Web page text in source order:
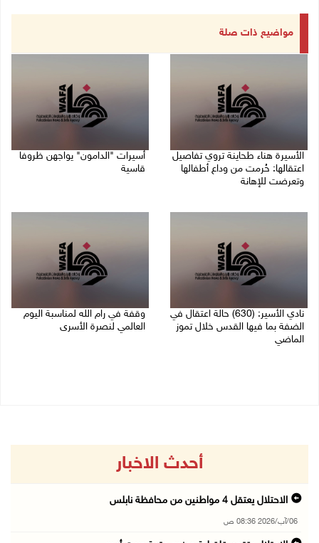
مواضيع ذات صلة
الأسيرة هناء طحاينة تروي تفاصيل
اعتقالها: حُرمت من وداع أطفالها
وتعرضت للإهانة
أسيرات "الدامون" يواجهن ظروفا
قاسية
نادي الأسير: (630) حالة اعتقال في
الضفة بما فيها القدس خلال تموز
الماضي
وقفة في رام الله لمناسبة اليوم
العالمي لنصرة الأسرى
أحدث الاخبار
الاحتلال يعتقل 4 مواطنين من محافظة نابلس
06/آب/2026 08:36 ص